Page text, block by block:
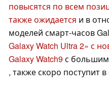
повысятся по всем
также ожидается и в
моделей смарт-часов
Galaxy Watch Ultra 2» с
Galaxy Watch9с
, также скоро поступит